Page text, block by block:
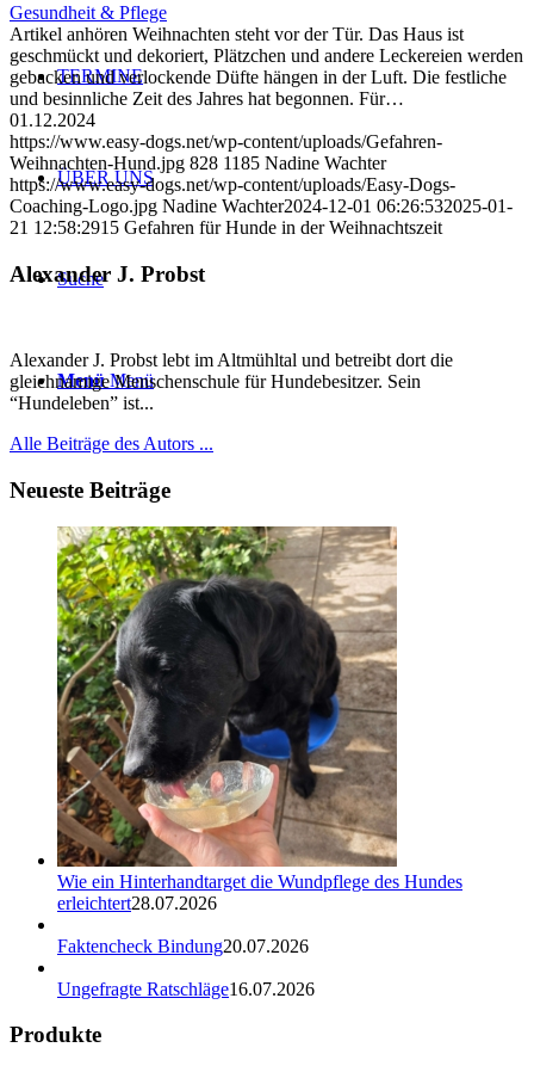
TERMINE
ÜBER UNS
Suche
Menü Menü
Gesundheit & Pflege
Artikel anhören Weihnachten steht vor der Tür. Das Haus ist
geschmückt und dekoriert, Plätzchen und andere Leckereien werden
gebacken und verlockende Düfte hängen in der Luft. Die festliche
und besinnliche Zeit des Jahres hat begonnen. Für…
01.12.2024
https://www.easy-dogs.net/wp-content/uploads/Gefahren-
Weihnachten-Hund.jpg 828 1185 Nadine Wachter
https://www.easy-dogs.net/wp-content/uploads/Easy-Dogs-
Coaching-Logo.jpg Nadine Wachter2024-12-01 06:26:532025-01-
21 12:58:2915 Gefahren für Hunde in der Weihnachtszeit
Alexander J. Probst
Alexander J. Probst lebt im Altmühltal und betreibt dort die
gleichnamige Menschenschule für Hundebesitzer. Sein
“Hundeleben” ist...
Alle Beiträge des Autors ...
Neueste Beiträge
Wie ein Hinterhandtarget die Wundpflege des Hundes
erleichtert28.07.2026
Faktencheck Bindung20.07.2026
Ungefragte Ratschläge16.07.2026
Produkte